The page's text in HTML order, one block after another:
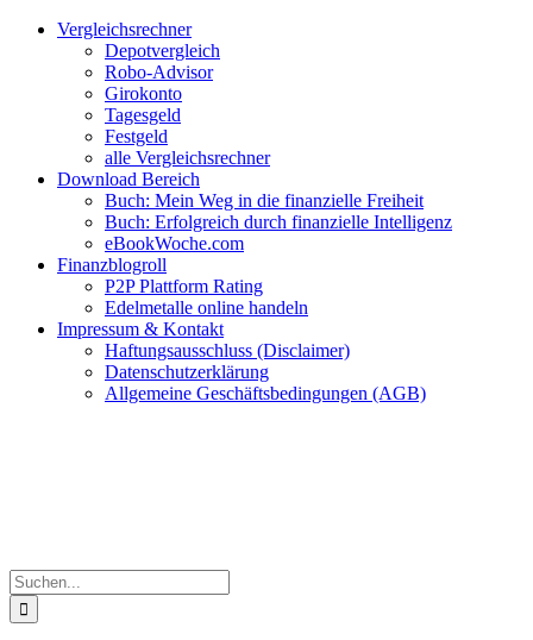
Zum
Facebook
Twitter
Instagram
Pinterest
YouTubeVergleichsrechner
Depotvergleich
Robo-Advisor
Girokonto
Tagesgeld
Festgeld
alle Vergleichsrechner
Download Bereich
Buch: Mein Weg in die finanzielle Freiheit
Buch: Erfolgreich durch finanzielle Intelligenz
eBookWoche.com
Finanzblogroll
P2P Plattform Rating
Edelmetalle online handeln
Impressum & Kontakt
Haftungsausschluss (Disclaimer)
Datenschutzerklärung
Allgemeine Geschäftsbedingungen (AGB)
Suche
nach: